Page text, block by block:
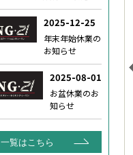
一覧はこちら